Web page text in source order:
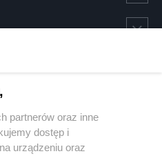
partnerów oraz inne
dostęp i
urządzeniu oraz